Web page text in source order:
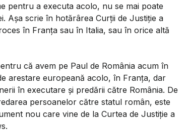
pentru a executa acolo, nu se mai poate
Așa scrie în hotărârea Curții de Justiție a
în Franța sau în Italia, sau în orice altă
că avem pe Paul de România acum în
arestare europeană acolo, în Franța, dar
în executare și predării către România. De
persoanelor către statul român, este
nou care vine de la Curtea de Justiție a